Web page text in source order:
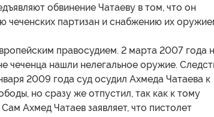
обвинение Чатаеву в том, что он
чеченских партизан и снабжению их
правосудием. 2 марта 2007 года
чеченца нашли нелегальное оружие.
2009 года суд осудил Ахмеда Чатаева к
но сразу же отпустил, так как к тому
Ахмед Чатаев заявляет, что пистолет